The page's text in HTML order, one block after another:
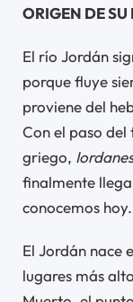
ORIGEN DE
El río Jordán
porque fluye
proviene del
Con el paso
griego, Iordanes
finalmente
conocemos hoy.
El Jordán nace
lugares más